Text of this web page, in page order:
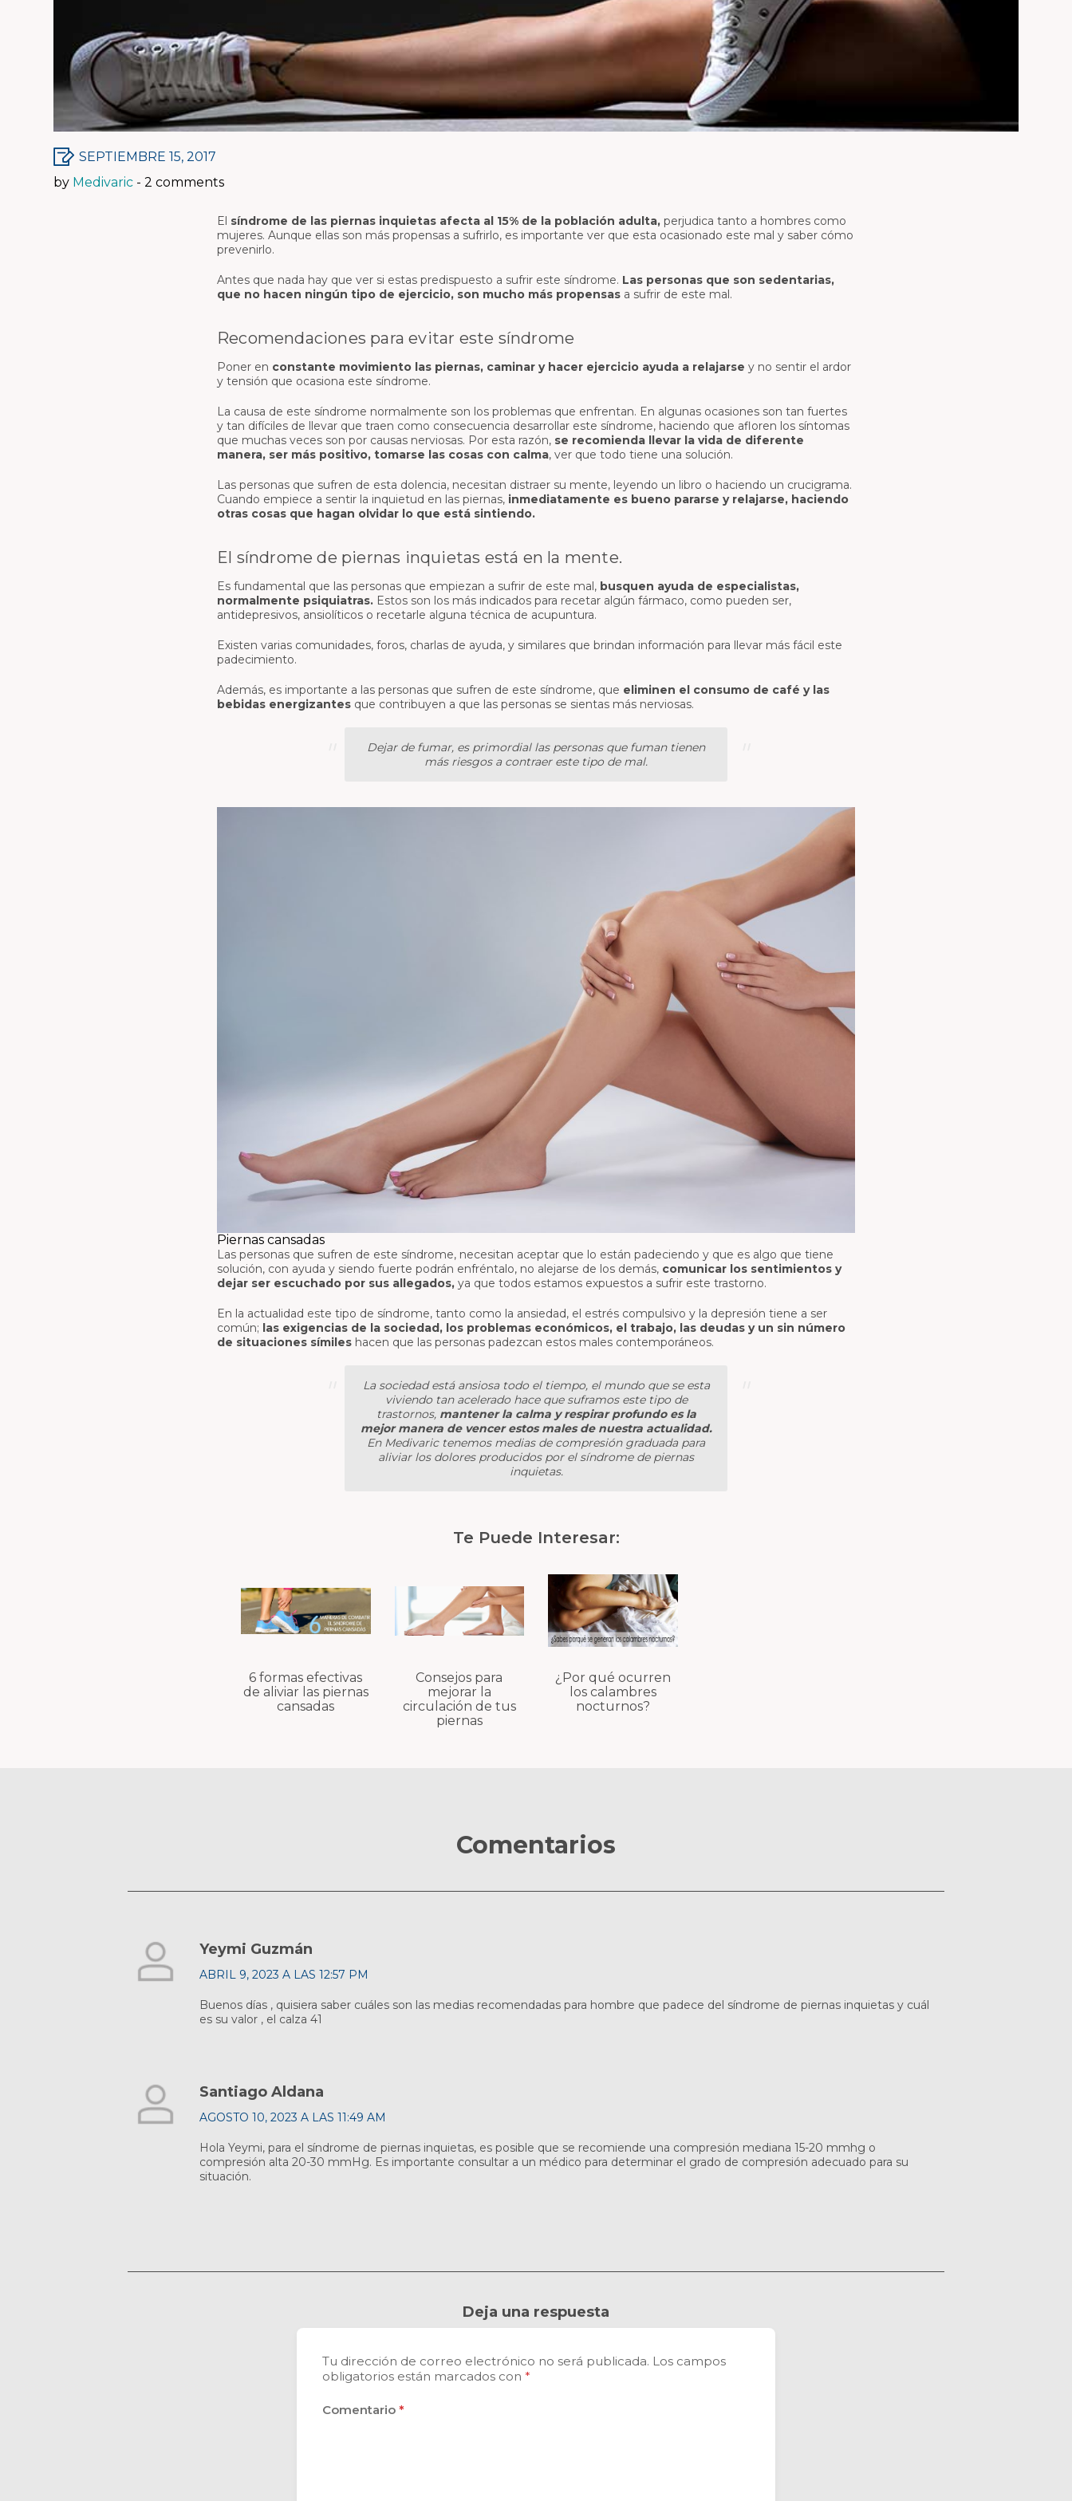
cremallera
Medias de compresión con
hilado de cobre
Calzador para medias de
compresión
Patrocinador: La carrera del
pacifico
Brasier Postquirúrgico
Ajustable con Mangas
Top Brasier Regenerador
Faja Postquirúrgica ajustable
con tirantas con Hilado de
Tabla postquirúrgica con
Faja Mentonera con Hilado de
Cobre
Articulación Libre
Tobillera Cerrada con Bandas
Tobillera Abierta Universal
Estabilizador de Tobillo
Top Brasier Regenerador
Antifaz Regenerador Contorno
de Ojos
Funda de Almohada
Regeneradora
Tapabocas Antifluidos Copper
SEPTIEMBRE 15, 2017
by Medivaric - 2 comments
El síndrome de las piernas inquietas afecta al 15% de la población adulta, perjudica tanto a hombres como
mujeres. Aunque ellas son más propensas a sufrirlo, es importante ver que esta ocasionado este mal y saber cómo
prevenirlo.
Antes que nada hay que ver si estas predispuesto a sufrir este síndrome. Las personas que son sedentarias,
que no hacen ningún tipo de ejercicio, son mucho más propensas a sufrir de este mal.
Recomendaciones para evitar este síndrome
Poner en constante movimiento las piernas, caminar y hacer ejercicio ayuda a relajarse y no sentir el ardor
y tensión que ocasiona este síndrome.
La causa de este síndrome normalmente son los problemas que enfrentan. En algunas ocasiones son tan fuertes
y tan difíciles de llevar que traen como consecuencia desarrollar este síndrome, haciendo que afloren los síntomas
que muchas veces son por causas nerviosas. Por esta razón, se recomienda llevar la vida de diferente
manera, ser más positivo, tomarse las cosas con calma, ver que todo tiene una solución.
Las personas que sufren de esta dolencia, necesitan distraer su mente, leyendo un libro o haciendo un crucigrama.
Cuando empiece a sentir la inquietud en las piernas, inmediatamente es bueno pararse y relajarse, haciendo
otras cosas que hagan olvidar lo que está sintiendo.
El síndrome de piernas inquietas está en la mente.
Es fundamental que las personas que empiezan a sufrir de este mal, busquen ayuda de especialistas,
normalmente psiquiatras. Estos son los más indicados para recetar algún fármaco, como pueden ser,
antidepresivos, ansiolíticos o recetarle alguna técnica de acupuntura.
Existen varias comunidades, foros, charlas de ayuda, y similares que brindan información para llevar más fácil este
padecimiento.
Además, es importante a las personas que sufren de este síndrome, que eliminen el consumo de café y las
bebidas energizantes que contribuyen a que las personas se sientas más nerviosas.
Dejar de fumar, es primordial las personas que fuman tienen
más riesgos a contraer este tipo de mal.
Piernas cansadas
Las personas que sufren de este síndrome, necesitan aceptar que lo están padeciendo y que es algo que tiene
solución, con ayuda y siendo fuerte podrán enfréntalo, no alejarse de los demás, comunicar los sentimientos y
dejar ser escuchado por sus allegados, ya que todos estamos expuestos a sufrir este trastorno.
En la actualidad este tipo de síndrome, tanto como la ansiedad, el estrés compulsivo y la depresión tiene a ser
común; las exigencias de la sociedad, los problemas económicos, el trabajo, las deudas y un sin número
de situaciones símiles hacen que las personas padezcan estos males contemporáneos.
La sociedad está ansiosa todo el tiempo, el mundo que se esta
viviendo tan acelerado hace que suframos este tipo de
trastornos, mantener la calma y respirar profundo es la
mejor manera de vencer estos males de nuestra actualidad.
En Medivaric tenemos medias de compresión graduada para
aliviar los dolores producidos por el síndrome de piernas
inquietas.
Te Puede Interesar:
6 formas efectivas
de aliviar las piernas
cansadas
Consejos para
mejorar la
circulación de tus
piernas
¿Por qué ocurren
los calambres
nocturnos?
Comentarios
Yeymi Guzmán
ABRIL 9, 2023 A LAS 12:57 PM
Buenos días , quisiera saber cuáles son las medias recomendadas para hombre que padece del síndrome de piernas inquietas y cuál
es su valor , el calza 41
Santiago Aldana
AGOSTO 10, 2023 A LAS 11:49 AM
Hola Yeymi, para el síndrome de piernas inquietas, es posible que se recomiende una compresión mediana 15-20 mmhg o
compresión alta 20-30 mmHg. Es importante consultar a un médico para determinar el grado de compresión adecuado para su
situación.
Deja una respuesta
Tu dirección de correo electrónico no será publicada. Los campos
obligatorios están marcados con *
Comentario *